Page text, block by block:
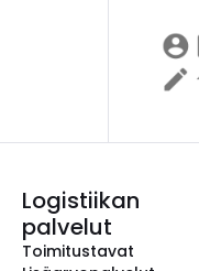
Logistiikan
palvelut
Toimitustavat